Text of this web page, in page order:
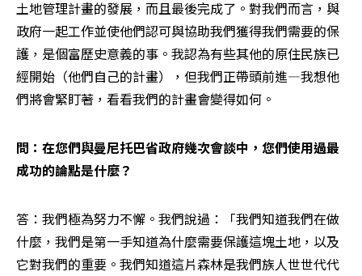
土地管理計畫的發展，而且最後完成了。對我們而言，與
政府一起工作並使他們認可與協助我們獲得我們需要的保
護，是個富歷史意義的事。我認為有些其他的原住民族已
經開始（他們自己的計畫），但我們正帶頭前進—我想他
們將會緊盯著，看看我們的計畫會變得如何。
問：在您們與曼尼托巴省政府幾次會談中，您們使用過最
成功的論點是什麼？
答：我們極為努力不懈。我們說過：「我們知道我們在做
什麼，我們是第一手知道為什麼需要保護這塊土地，以及
它對我們的重要。我們知道這片森林是我們族人世世代代